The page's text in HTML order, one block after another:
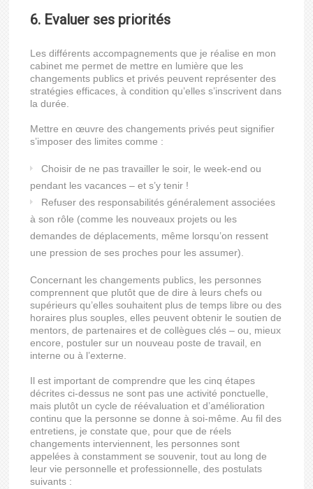
6. Evaluer ses priorités
Les différents accompagnements que je réalise en mon
cabinet me permet de mettre en lumière que les
changements publics et privés peuvent représenter des
stratégies efficaces, à condition qu’elles s’inscrivent dans
la durée.
Mettre en œuvre des changements privés peut signifier
s’imposer des limites comme :
Choisir de ne pas travailler le soir, le week-end ou
pendant les vacances – et s’y tenir !
Refuser des responsabilités généralement associées
à son rôle (comme les nouveaux projets ou les
demandes de déplacements, même lorsqu’on ressent
une pression de ses proches pour les assumer).
Concernant les changements publics, les personnes
comprennent que plutôt que de dire à leurs chefs ou
supérieurs qu’elles souhaitent plus de temps libre ou des
horaires plus souples, elles peuvent obtenir le soutien de
mentors, de partenaires et de collègues clés – ou, mieux
encore, postuler sur un nouveau poste de travail, en
interne ou à l’externe.
Il est important de comprendre que les cinq étapes
décrites ci-dessus ne sont pas une activité ponctuelle,
mais plutôt un cycle de réévaluation et d’amélioration
continu que la personne se donne à soi-même. Au fil des
entretiens, je constate que, pour que de réels
changements interviennent, les personnes sont
appelées à constamment se souvenir, tout au long de
leur vie personnelle et professionnelle, des postulats
suivants :